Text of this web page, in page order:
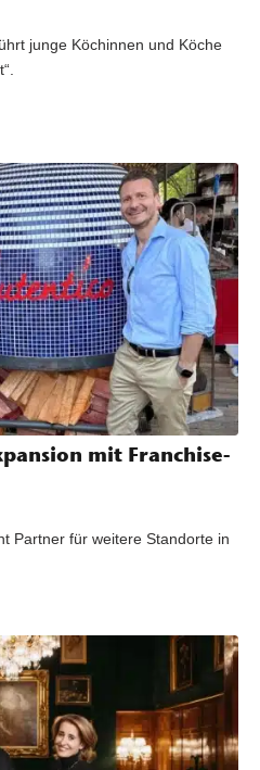
junge Köchinnen und Köche
mit Franchise-
Partner für weitere Standorte in